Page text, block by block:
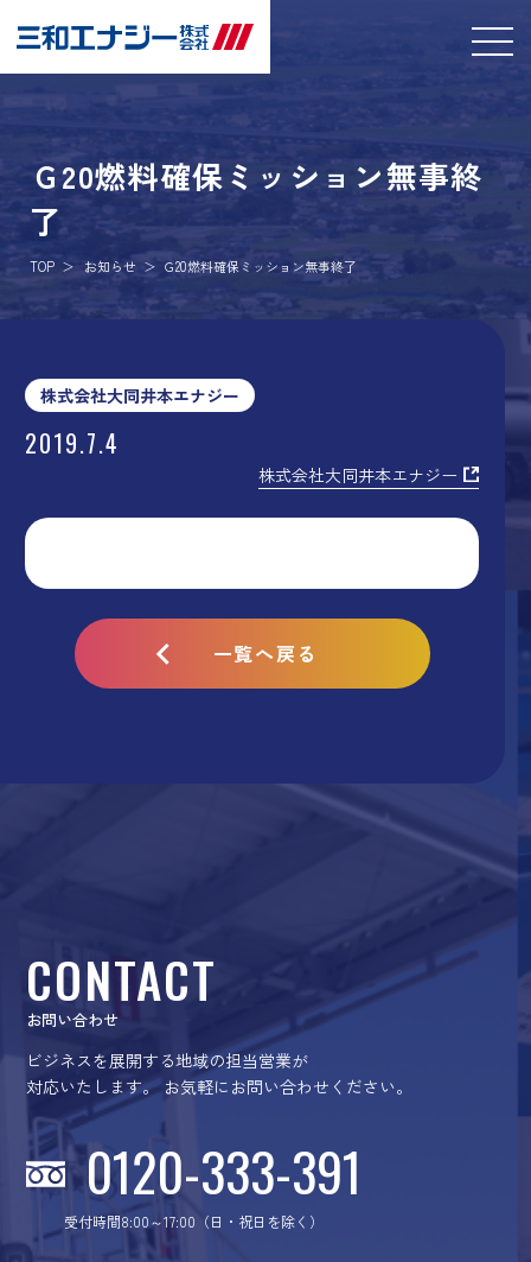
Ｇ20燃料確保ミッション無事終
了
TOP お知らせ Ｇ20燃料確保ミッション無事終了
株式会社大同井本エナジー
2019.7.4
株式会社大同井本エナジー
一覧へ戻る
CONTACT
お問い合わせ
ビジネスを展開する地域の担当営業が
対応いたします。お気軽にお問い合わせください。
0120-333-391
受付時間8:00～17:00（日・祝日を除く）